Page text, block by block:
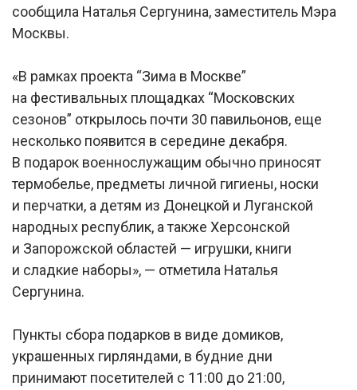
сообщила Наталья Сергунина, заместитель Мэра
Москвы.
«В рамках проекта “Зима в Москве”
на фестивальных площадках “Московских
сезонов” открылось почти 30 павильонов, еще
несколько появится в середине декабря.
В подарок военнослужащим обычно приносят
термобелье, предметы личной гигиены, носки
и перчатки, а детям из Донецкой и Луганской
народных республик, а также Херсонской
и Запорожской областей — игрушки, книги
и сладкие наборы», — отметила Наталья
Сергунина.
Пункты сбора подарков в виде домиков,
украшенных гирляндами, в будние дни
принимают посетителей с 11:00 до 21:00,